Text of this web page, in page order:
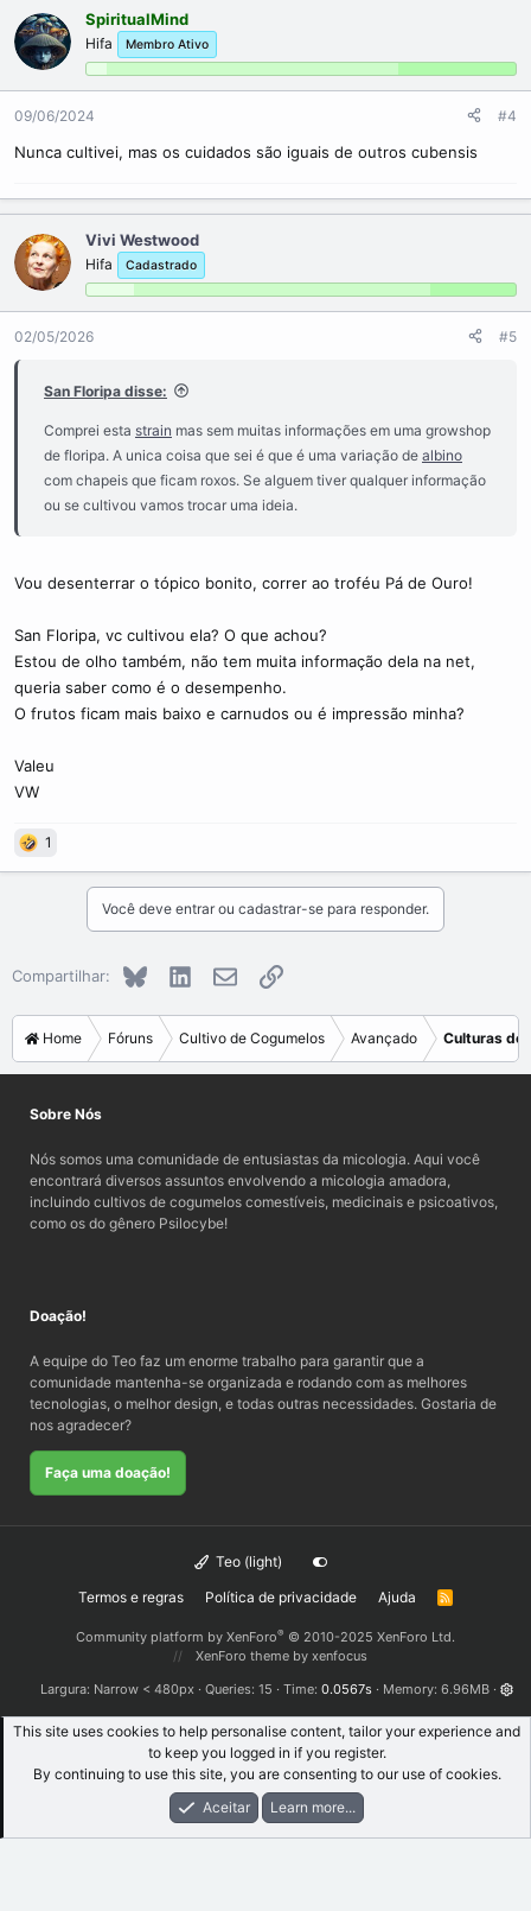
SpiritualMind
Hifa Membro Ativo
09/06/2024 #4
Nunca cultivei, mas os cuidados são iguais de outros cubensis
Vivi Westwood
Hifa Cadastrado
02/05/2026 #5
San Floripa disse:
Comprei esta strain mas sem muitas informações em uma growshop
de floripa. A unica coisa que sei é que é uma variação de albino
com chapeis que ficam roxos. Se alguem tiver qualquer informação
ou se cultivou vamos trocar uma ideia.
Vou desenterrar o tópico bonito, correr ao troféu Pá de Ouro!
San Floripa, vc cultivou ela? O que achou?
Estou de olho também, não tem muita informação dela na net,
queria saber como é o desempenho.
O frutos ficam mais baixo e carnudos ou é impressão minha?
Valeu
VW
1
Você deve entrar ou cadastrar-se para responder.
Compartilhar: BlueskyLinkedInE-mailLink
Home Fóruns Cultivo de Cogumelos Avançado Culturas de
Sobre Nós
Nós somos uma comunidade de entusiastas da micologia. Aqui você
encontrará diversos assuntos envolvendo a micologia amadora,
incluindo cultivos de cogumelos comestíveis, medicinais e psicoativos,
como os do gênero Psilocybe!
Doação!
A equipe do Teo faz um enorme trabalho para garantir que a
comunidade mantenha-se organizada e rodando com as melhores
tecnologias, o melhor design, e todas outras necessidades. Gostaria de
nos agradecer?
Faça uma doação!
Teo (light)
Termos e regras
Política de privacidade Ajuda
Community platform by XenForo® © 2010-2025 XenForo Ltd.
XenForo theme by xenfocus
Largura
Queries 15 Time 0.0567s Memory 6.96MB
This site uses cookies to help personalise content, tailor your experience and
to keep you logged in if you register.
By continuing to use this site, you are consenting to our use of cookies.
Aceitar
Learn more...